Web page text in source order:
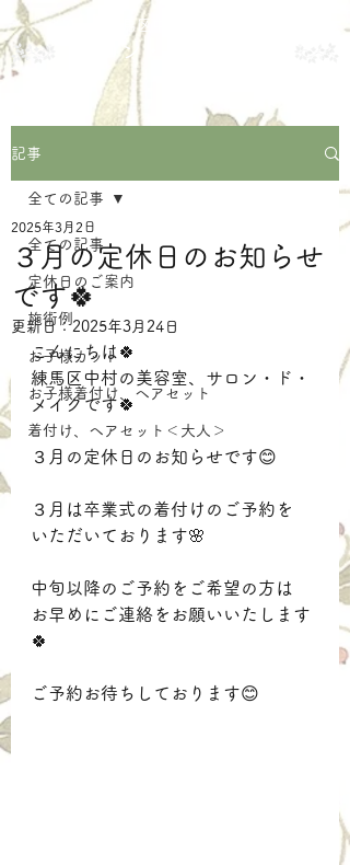
サロン・ド・メイク
練馬区中村の美容室
記事
全ての記事
定休日のご案内
施術例
お子様カット
お子様着付け、ヘアセット
着付け、ヘアセット＜大人＞
全ての記事
３月の定休日のお知らせ
です🍀
2025年3月2日
更新日：2025年3月24日
こんにちは🍀
練馬区中村の美容室、サロン・ド・
メイクです🍀
３月の定休日のお知らせです😊
３月は卒業式の着付けのご予約を
いただいております🌸
中旬以降のご予約をご希望の方は
お早めにご連絡をお願いいたします
🍀
ご予約お待ちしております😊